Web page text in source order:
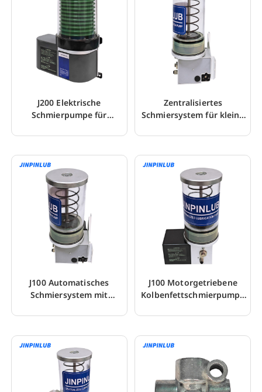
J200 Elektrische
Schmierpumpe für
e
Zentralisiertes
Schmiersystem für kleine
Maschinen
J100 Automatisches
Schmiersystem mit
J100 Motorgetriebene
Kolbenfettschmierpumpe